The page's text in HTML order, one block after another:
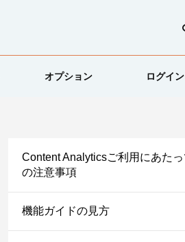
オプション ログイン
Content Analyticsご利用にあたっ
の注意事項
機能ガイドの見方